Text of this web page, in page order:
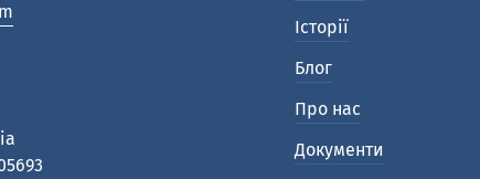
Історії
Блог
Про нас
Документи